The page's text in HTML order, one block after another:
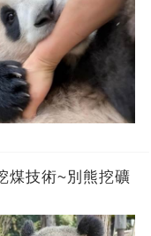
煤技術~別熊挖礦